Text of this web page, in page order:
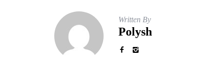
Written By
Polysh